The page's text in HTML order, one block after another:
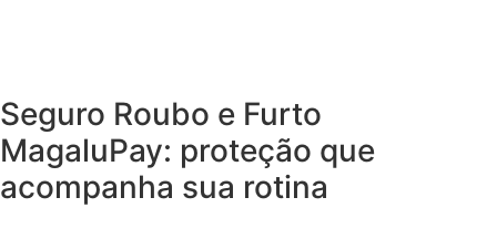
Seguro Roubo e Furto
MagaluPay: proteção que
acompanha sua rotina